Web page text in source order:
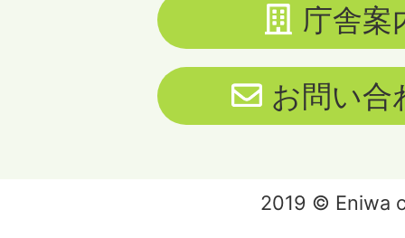
庁舎案
お問い合
2019 © Eniwa